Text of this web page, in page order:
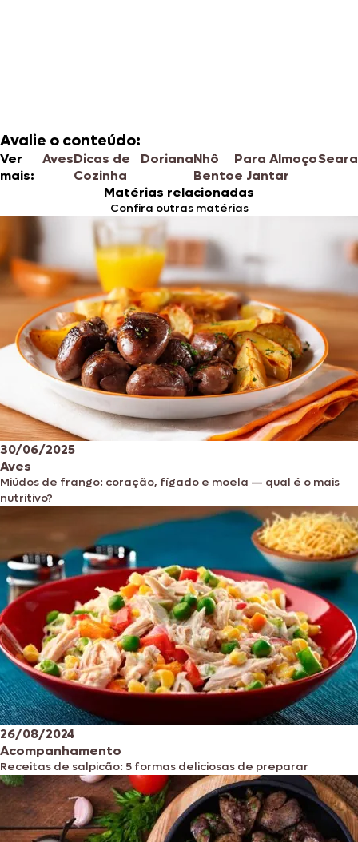
Avalie o conteúdo:
Ver
mais:
AvesDicas de
Cozinha
DorianaNhô
Bento
Para Almoço
e Jantar
Seara
Matérias relacionadas
Confira outras matérias
30/06/2025
Aves
Miúdos de frango: coração, fígado e moela — qual é o mais
nutritivo?
26/08/2024
Acompanhamento
Receitas de salpicão: 5 formas deliciosas de preparar